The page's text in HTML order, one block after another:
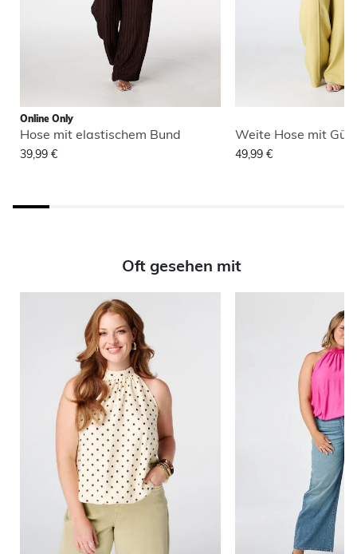
Online Only
Hose mit elastischem Bund
39,99 €
Weite Hose mit
49,99 €
Oft gesehen mit